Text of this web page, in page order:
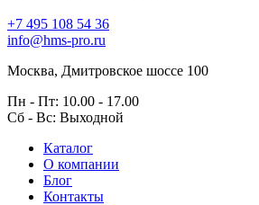
+7 495 108 54 36
info@hms-pro.ru
Москва, Дмитровское шоссе 100
Пн - Пт: 10.00 - 17.00
Сб - Вс: Выходной
Каталог
О компании
Блог
Контакты